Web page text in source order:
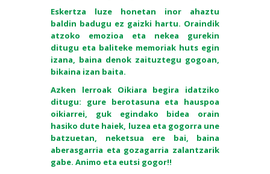
Eskertza luze honetan inor ahaztu
baldin badugu ez gaizki hartu. Oraindik
atzoko emozioa eta nekea gurekin
ditugu eta baliteke memoriak huts egin
izana, baina denok zaituztegu gogoan,
bikaina izan baita.
Azken lerroak Oikiara begira idatziko
ditugu: gure berotasuna eta hauspoa
oikiarrei, guk egindako bidea orain
hasiko dute haiek, luzea eta gogorra une
batzuetan, neketsua ere bai, baina
aberasgarria eta gozagarria zalantzarik
gabe. Animo eta eutsi gogor!!